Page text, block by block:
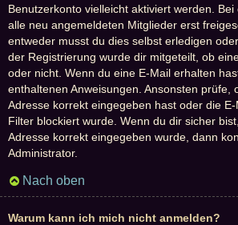
Benutzerkonto vielleicht aktiviert werden.
alle neu angemeldeten Mitglieder erst
entweder musst du dies selbst erledigen
der Registrierung wurde dir mitgeteilt, ob
oder nicht. Wenn du eine E-Mail erhalten
enthaltenen Anweisungen. Ansonsten prüfe,
Adresse korrekt eingegeben hast oder die
Filter blockiert wurde. Wenn du dir sicher
Adresse korrekt eingegeben wurde, dann
Administrator.
Nach oben
Warum kann ich mich nicht anmelden?